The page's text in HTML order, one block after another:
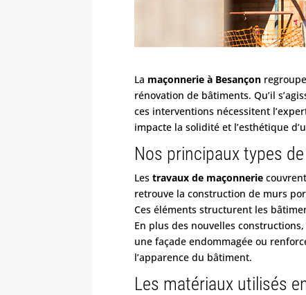
La maçonnerie à Besançon
rénovation de bâtiments. Qu’il
ces interventions nécessitent
impacte la solidité et l’esthétique
Nos principaux types
Les travaux de maçonnerie
retrouve la construction de murs
Ces éléments structurent les
En plus des nouvelles
une façade endommagée ou
l’apparence du bâtiment.
Les matériaux utilisés